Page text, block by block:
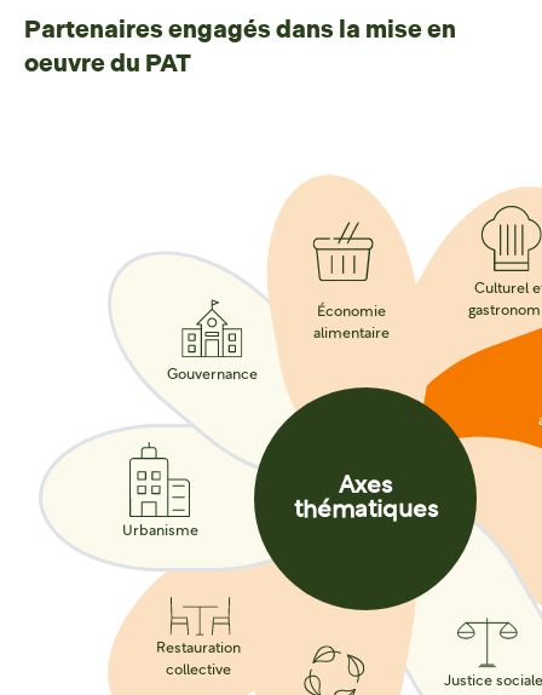
Partenaires engagés dans la mise en
oeuvre du PAT
Axes
thématiques
Économie
alimentaire
Culturel
Justice sociale
Restauration
collective
Urbanisme
Gouvernance